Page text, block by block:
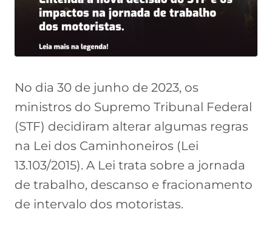
No dia 30 de junho de 2023, os
ministros do Supremo Tribunal Federal
(STF) decidiram alterar algumas regras
na Lei dos Caminhoneiros (Lei
13.103/2015). A Lei trata sobre a jornada
de trabalho, descanso e fracionamento
de intervalo dos motoristas.